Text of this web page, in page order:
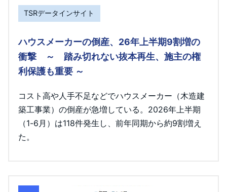
TSRデータインサイト
ハウスメーカーの倒産、26年上半期9割増の
衝撃 ～ 踏み切れない抜本再生、施主の権
利保護も重要 ～
コスト高や人手不足などでハウスメーカー（木造建
築工事業）の倒産が急増している。2026年上半期
（1-6月）は118件発生し、前年同期から約9割増え
た。